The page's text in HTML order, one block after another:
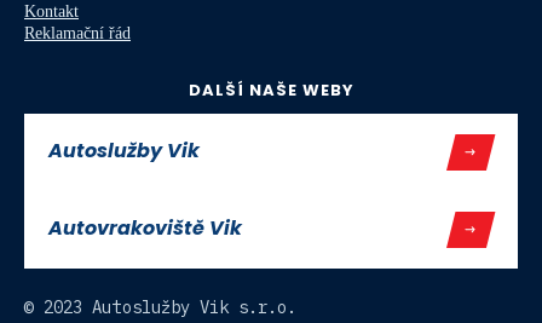
Kontakt
Reklamační řád
DALŠÍ NAŠE WEBY
Autoslužby Vik
Autovrakoviště Vik
© 2023 Autoslužby Vik s.r.o.